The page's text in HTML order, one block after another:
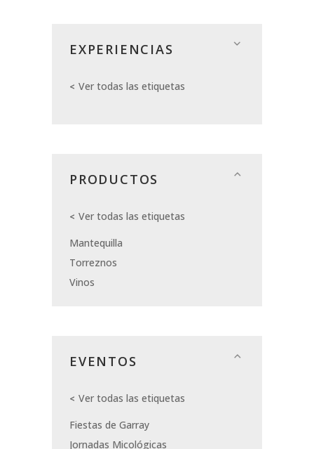
EXPERIENCIAS
Ver todas las etiquetas
PRODUCTOS
Ver todas las etiquetas
Mantequilla
Torreznos
Vinos
EVENTOS
Ver todas las etiquetas
Fiestas de Garray
Jornadas Micológicas